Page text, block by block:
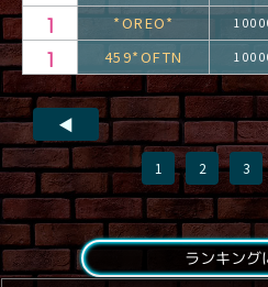
*OREO*
459*OFTN
◀
1 2 3
ランキング